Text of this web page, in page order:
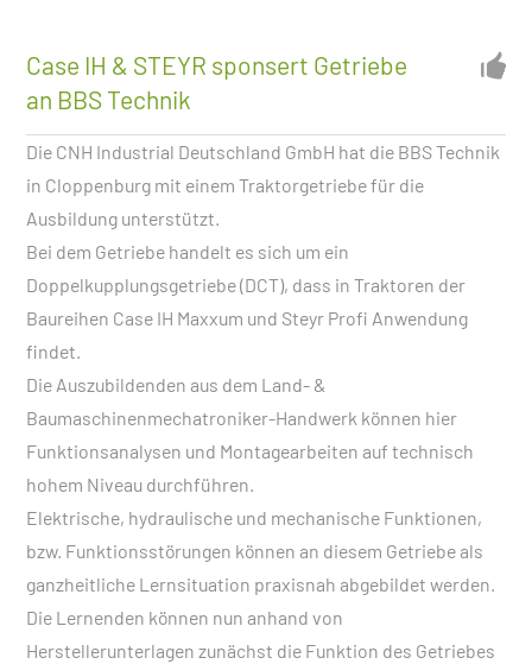
Case IH & STEYR sponsert Getriebe
an BBS Technik
Die CNH Industrial Deutschland GmbH hat die BBS Technik
in Cloppenburg mit einem Traktorgetriebe für die
Ausbildung unterstützt.
Bei dem Getriebe handelt es sich um ein
Doppelkupplungsgetriebe (DCT), dass in Traktoren der
Baureihen Case IH Maxxum und Steyr Profi Anwendung
findet.
Die Auszubildenden aus dem Land- &
Baumaschinenmechatroniker-Handwerk können hier
Funktionsanalysen und Montagearbeiten auf technisch
hohem Niveau durchführen.
Elektrische, hydraulische und mechanische Funktionen,
bzw. Funktionsstörungen können an diesem Getriebe als
ganzheitliche Lernsituation praxisnah abgebildet werden.
Die Lernenden können nun anhand von
Herstellerunterlagen zunächst die Funktion des Getriebes